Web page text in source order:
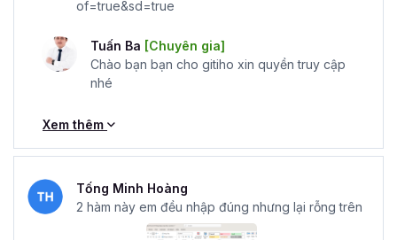
of=true&sd=true
Tuấn Ba [Chuyên gia]
Chào bạn bạn cho gitiho xin quyền truy cập
nhé
Xem thêm
Tống Minh Hoàng
2 hàm này em đều nhập đúng nhưng lại rỗng trên